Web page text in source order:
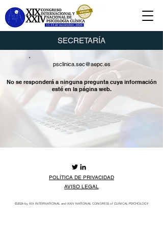
SECRETARÍA
psclinica.sec@aepc.es
No se responderá a ninguna pregunta cuya información
esté en la página web.
POLÍTICA DE PRIVACIDAD
AVISO LEGAL
©2026 by XIX INTERNATIONAL and XXIV NATIONAL CONGRESS of CLINICAL PSYCHOLOGY